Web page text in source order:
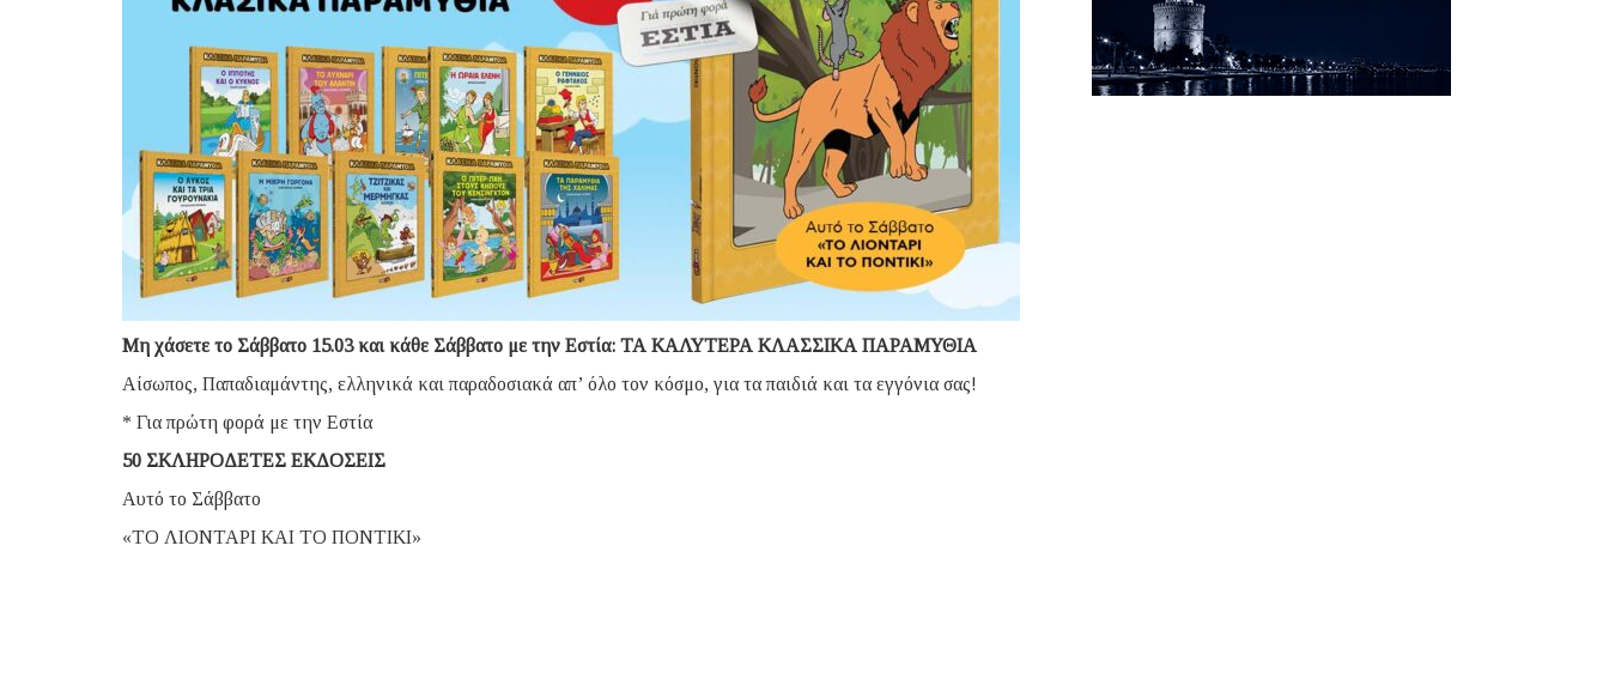
Μη χάσετε το Σάββατο 15.03 και κάθε Σάββατο με την Εστία: ΤΑ ΚΑΛΥΤΕΡΑ ΚΛΑΣΣΙΚΑ ΠΑΡΑΜΥΘΙΑ
Αίσωπος, Παπαδιαμάντης, ελληνικά και παραδοσιακά απ’ όλο τον κόσμο, για τα παιδιά και τα εγγόνια σας!
* Για πρώτη φορά με την Εστία
50 ΣΚΛΗΡΟΔΕΤΕΣ ΕΚΔΟΣΕΙΣ
Αυτό το Σάββατο
«ΤΟ ΛΙΟΝΤΑΡΙ ΚΑΙ ΤΟ ΠΟΝΤΙΚΙ»